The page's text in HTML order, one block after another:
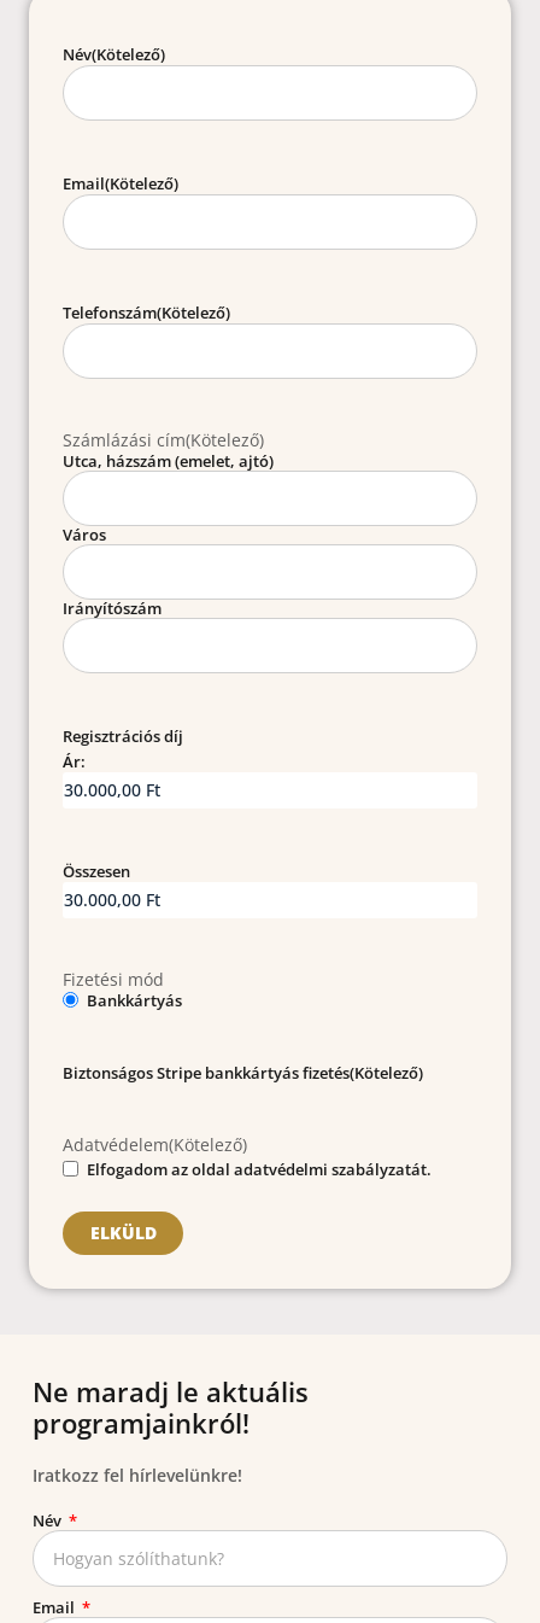
Név(Kötelező)
Email(Kötelező)
Telefonszám(Kötelező)
Számlázási cím(Kötelező)
Utca, házszám (emelet, ajtó)
Város
Irányítószám
Regisztrációs díj
Ár:
Összesen
Fizetési mód
Bankkártyás
Biztonságos Stripe bankkártyás fizetés(Kötelező)
Adatvédelem(Kötelező)
Elfogadom az oldal adatvédelmi szabályzatát.
Ne maradj le aktuális
programjainkról!
Iratkozz fel hírlevelünkre!
Név
Email